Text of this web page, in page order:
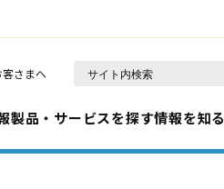
さまへ
製品・サービスを探す情報を知る